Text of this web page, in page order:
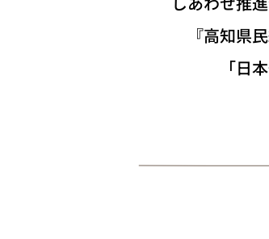
『高知県民総
「日本一の幸